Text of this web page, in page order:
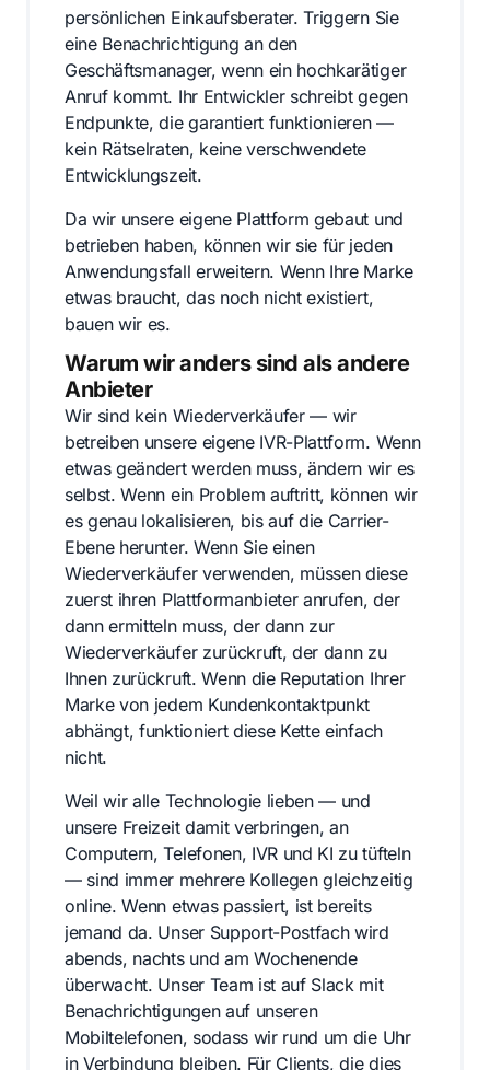
persönlichen Einkaufsberater. Triggern Sie
eine Benachrichtigung an den
Geschäftsmanager, wenn ein hochkarätiger
Anruf kommt. Ihr Entwickler schreibt gegen
Endpunkte, die garantiert funktionieren —
kein Rätselraten, keine verschwendete
Entwicklungszeit.
Da wir unsere eigene Plattform gebaut und
betrieben haben, können wir sie für jeden
Anwendungsfall erweitern. Wenn Ihre Marke
etwas braucht, das noch nicht existiert,
bauen wir es.
Warum wir anders sind als andere
Anbieter
Wir sind kein Wiederverkäufer — wir
betreiben unsere eigene IVR-Plattform. Wenn
etwas geändert werden muss, ändern wir es
selbst. Wenn ein Problem auftritt, können wir
es genau lokalisieren, bis auf die Carrier-
Ebene herunter. Wenn Sie einen
Wiederverkäufer verwenden, müssen diese
zuerst ihren Plattformanbieter anrufen, der
dann ermitteln muss, der dann zur
Wiederverkäufer zurückruft, der dann zu
Ihnen zurückruft. Wenn die Reputation Ihrer
Marke von jedem Kundenkontaktpunkt
abhängt, funktioniert diese Kette einfach
nicht.
Weil wir alle Technologie lieben — und
unsere Freizeit damit verbringen, an
Computern, Telefonen, IVR und KI zu tüfteln
— sind immer mehrere Kollegen gleichzeitig
online. Wenn etwas passiert, ist bereits
jemand da. Unser Support-Postfach wird
abends, nachts und am Wochenende
überwacht. Unser Team ist auf Slack mit
Benachrichtigungen auf unseren
Mobiltelefonen, sodass wir rund um die Uhr
in Verbindung bleiben. Für Clients, die dies